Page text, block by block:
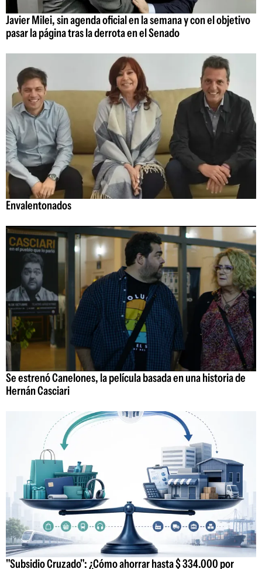
Javier Milei, sin agenda oficial en la semana y con el objetivo
pasar la página tras la derrota en el Senado
Envalentonados
Se estrenó Canelones, la película basada en una historia de
Hernán Casciari
"Subsidio Cruzado": ¿Cómo ahorrar hasta $ 334.000 por